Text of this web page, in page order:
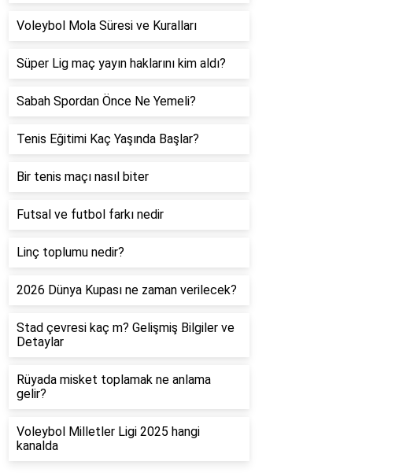
Voleybol Mola Süresi ve Kuralları
Süper Lig maç yayın haklarını kim aldı?
Sabah Spordan Önce Ne Yemeli?
Tenis Eğitimi Kaç Yaşında Başlar?
Bir tenis maçı nasıl biter
Futsal ve futbol farkı nedir
Linç toplumu nedir?
2026 Dünya Kupası ne zaman verilecek?
Stad çevresi kaç m? Gelişmiş Bilgiler ve
Detaylar
Rüyada misket toplamak ne anlama
gelir?
Voleybol Milletler Ligi 2025 hangi
kanalda